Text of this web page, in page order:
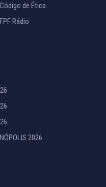
Código de Ética
FPF Rádio
2026